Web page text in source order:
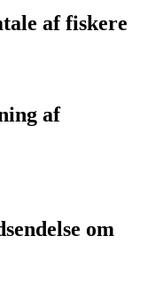
af fiskere
af
om